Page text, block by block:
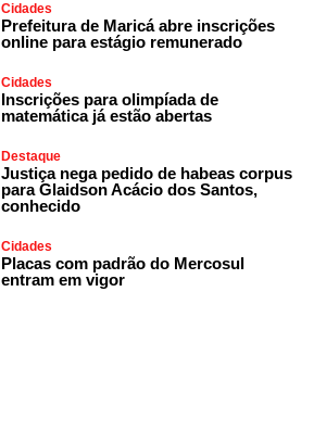
Cidades
Prefeitura de Maricá abre inscrições
online para estágio remunerado
Cidades
Inscrições para olimpíada de
matemática já estão abertas
Destaque
Justiça nega pedido de habeas corpus
para Glaidson Acácio dos Santos,
conhecido
Cidades
Placas com padrão do Mercosul
entram em vigor